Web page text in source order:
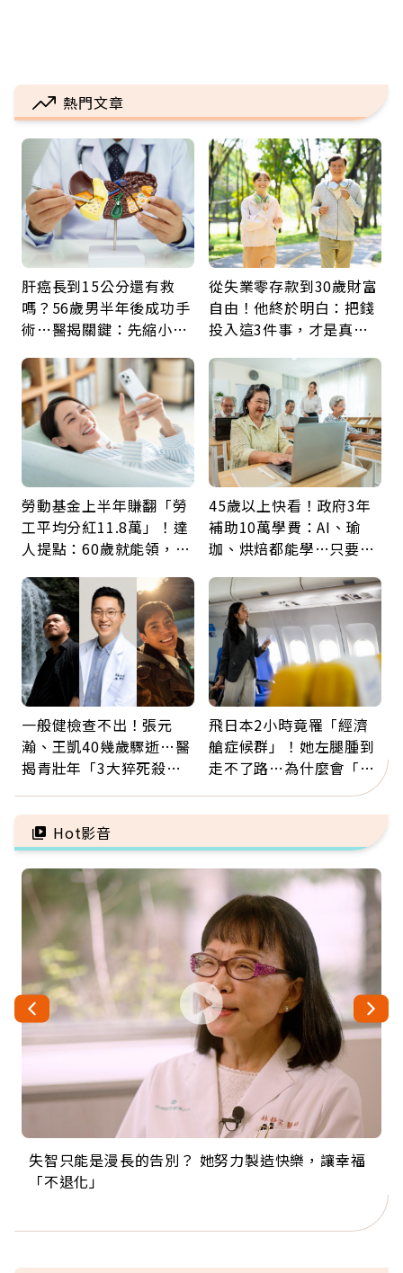
熱門文章
肝癌長到15公分還有救
嗎？56歲男半年後成功手
術…醫揭關鍵：先縮小腫
從失業零存款到30歲財富
自由！他終於明白：把錢
投入這3件事，才是真正
勞動基金上半年賺翻「勞
工平均分紅11.8萬」！達
人提點：60歲就能領，重
45歲以上快看！政府3年
補助10萬學費：AI、瑜
珈、烘焙都能學…只要願
一般健檢查不出！張元
瀚、王凱40幾歲驟逝…醫
揭青壯年「3大猝死殺
雷
飛日本2小時竟罹「經濟
艙症候群」！她左腿腫到
走不了路…為什麼會「靜
脈血栓」？醫示警7種人
注意
Hot影音
失智只能是漫長的告別？ 她努力製造快樂，讓幸福
「不退化」
來自剛果的巧克力神父 為台灣奉獻36年 「台灣是我
的家，我連作夢都講台語！」
63歲卸矽谷副總、搬回台灣找快樂！「蛋黃哥小
丑」走進安養院，逗樂上萬爺奶：退休後才開始真
104歲打破金氏世界紀錄 成為全球最年長羽球選
手，分享長壽的秘密原來是「這個」
事業巔峰他選擇追夢…黑手阿伯拉小提琴還登上小
巨蛋！連CNN都大讚！